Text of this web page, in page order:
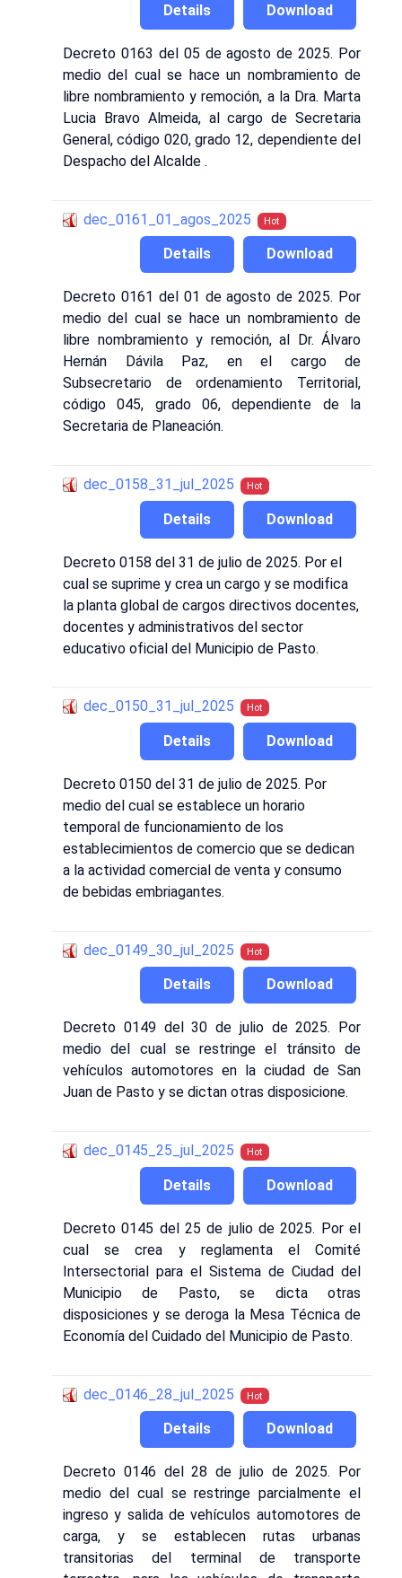
Download
Details
Decreto 0163 del 05 de agosto de 2025. Por
medio del cual se hace un nombramiento de
libre nombramiento y remoción, a la Dra. Marta
Lucia Bravo Almeida, al cargo de Secretaria
General, código 020, grado 12, dependiente del
Despacho del Alcalde .
dec_0161_01_agos_2025 Hot
Download
Details
Decreto 0161 del 01 de agosto de 2025. Por
medio del cual se hace un nombramiento de
libre nombramiento y remoción, al Dr. Álvaro
Hernán Dávila Paz, en el cargo de
Subsecretario de ordenamiento Territorial,
código 045, grado 06, dependiente de la
Secretaria de Planeación.
dec_0158_31_jul_2025 Hot
Download
Details
Decreto 0158 del 31 de julio de 2025. Por el
cual se suprime y crea un cargo y se modifica
la planta global de cargos directivos docentes,
docentes y administrativos del sector
educativo oficial del Municipio de Pasto.
dec_0150_31_jul_2025 Hot
Download
Details
Decreto 0150 del 31 de julio de 2025. Por
medio del cual se establece un horario
temporal de funcionamiento de los
establecimientos de comercio que se dedican
a la actividad comercial de venta y consumo
de bebidas embriagantes.
dec_0149_30_jul_2025 Hot
Download
Details
Decreto 0149 del 30 de julio de 2025. Por
medio del cual se restringe el tránsito de
vehículos automotores en la ciudad de San
Juan de Pasto y se dictan otras disposicione.
dec_0145_25_jul_2025 Hot
Download
Details
Decreto 0145 del 25 de julio de 2025. Por el
cual se crea y reglamenta el Comité
Intersectorial para el Sistema de Ciudad del
Municipio de Pasto, se dicta otras
disposiciones y se deroga la Mesa Técnica de
Economía del Cuidado del Municipio de Pasto.
dec_0146_28_jul_2025 Hot
Download
Details
Decreto 0146 del 28 de julio de 2025. Por
medio del cual se restringe parcialmente el
ingreso y salida de vehículos automotores de
carga, y se establecen rutas urbanas
transitorias del terminal de transporte